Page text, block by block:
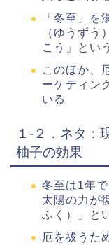
「冬至」を
（ゆうずう
こう」とい
このほか、
ーケティン
いる
１-２．ネタ：
柚子の効果
冬至は1年
太陽の力が
ふく）」と
厄を祓うた